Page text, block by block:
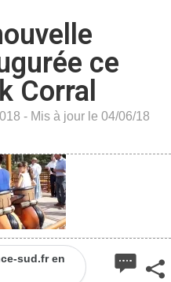
ce
Corral
- Mis à jour le 04/06/18
sud.fr en